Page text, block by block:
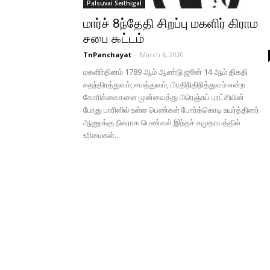
Palsuvai Seithigal
மார்ச் 8ந்தேதி சிறப்பு மகளிர் கிராம
சபை ௯ட்டம்
TnPanchayat - March 6, 2020
மகளிர்தினம் 1789 ஆம் ஆண்டு ஜூன் 14 ஆம் திகதி
சுதந்திரத்துவம், சமத்துவம், பிரதிநிதிநித்துவம் என்ற
கோரிக்கைகளை முன்வைத்து பிரெஞ்சுப் புரட்சியின்
போது பாரிஸில் உள்ள பெண்கள் போர்க்கொடி உயர்த்தினர்.
ஆணுக்கு நிகராக பெண்கள் இந்தச் சமுதாயத்தில்
உரிமைகள்...